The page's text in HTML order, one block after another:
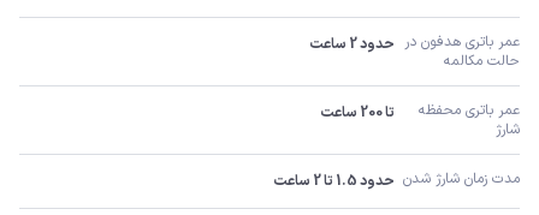
حالت مکالمه
حدود 2 ساعت
شارژ
تا 200 ساعت
مدت زمان شارژ شدن حدود 1.5 تا 2 ساعت